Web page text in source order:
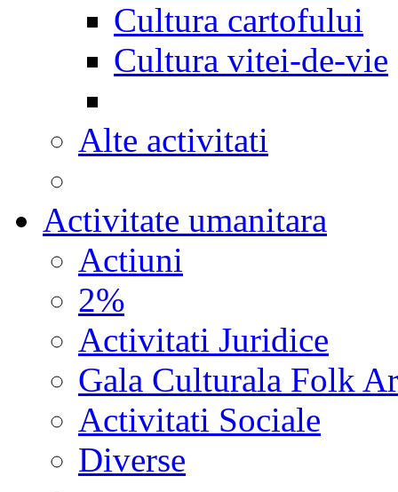
Cultura cartofului
Cultura vitei-de-vie
Alte activitati
Activitate umanitara
Actiuni
2%
Activitati Juridice
Gala Culturala Folk
Activitati Sociale
Diverse